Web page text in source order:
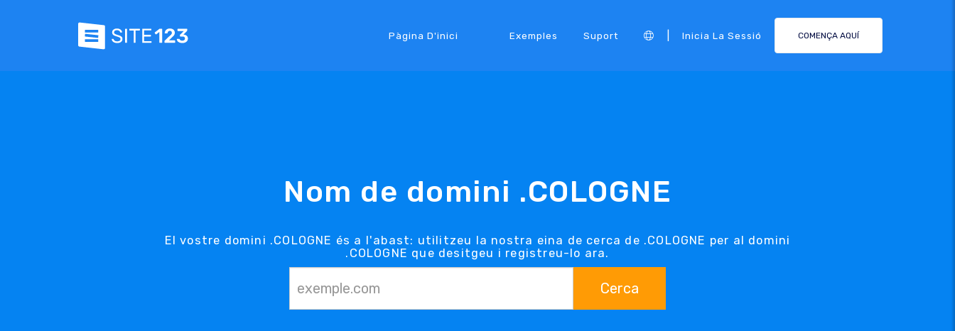
Pàgina D'inici Exemples Suport Inicia La Sessió COMENÇA AQUÍ
Nom de domini .COLOGNE
El vostre domini .COLOGNE és a l'abast: utilitzeu la nostra eina de cerca de .COLOGNE per al domini
.COLOGNE que desitgeu i registreu-lo ara.
Cerca